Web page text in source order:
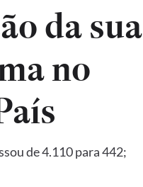
da sua
no
do País
de 4.110 para 442;